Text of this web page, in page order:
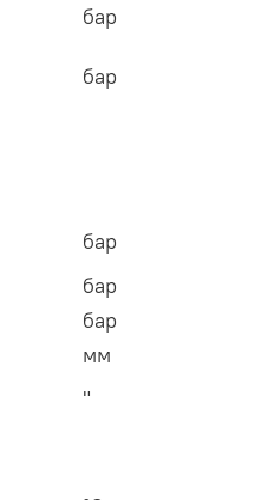
бар
бар
бар
бар
бар
мм
"